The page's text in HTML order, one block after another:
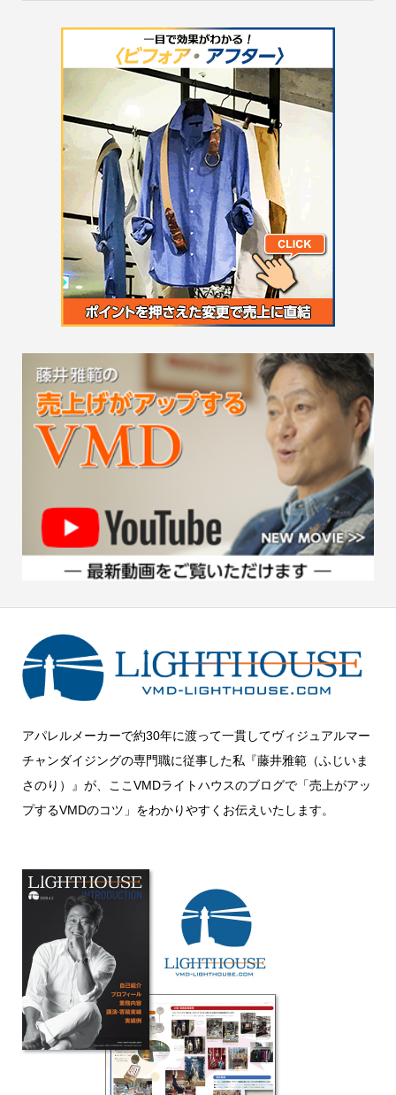
アパレルメーカーで約30年に渡って一貫してヴィジュアルマー
チャンダイジングの専門職に従事した私『藤井雅範（ふじいま
さのり）』が、ここVMDライトハウスのブログで「売上がアッ
プするVMDのコツ」をわかりやすくお伝えいたします。